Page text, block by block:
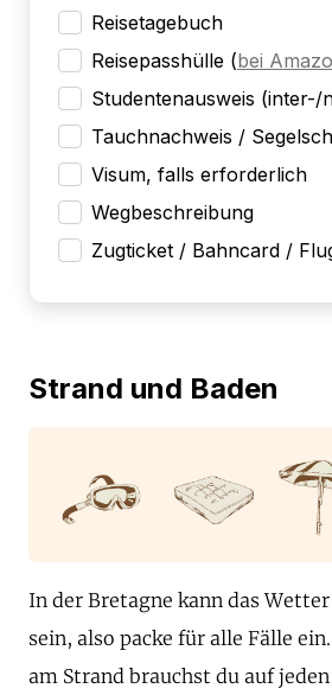
Reisetagebuch
Reisepasshülle (bei
Studentenausweis (inter-/
Tauchnachweis /
Visum, falls erforderlich
Wegbeschreibung
Zugticket / Bahncard /
Strand und Baden
In der Bretagne kann das
sein, also packe für alle Fälle
am Strand brauchst du auf